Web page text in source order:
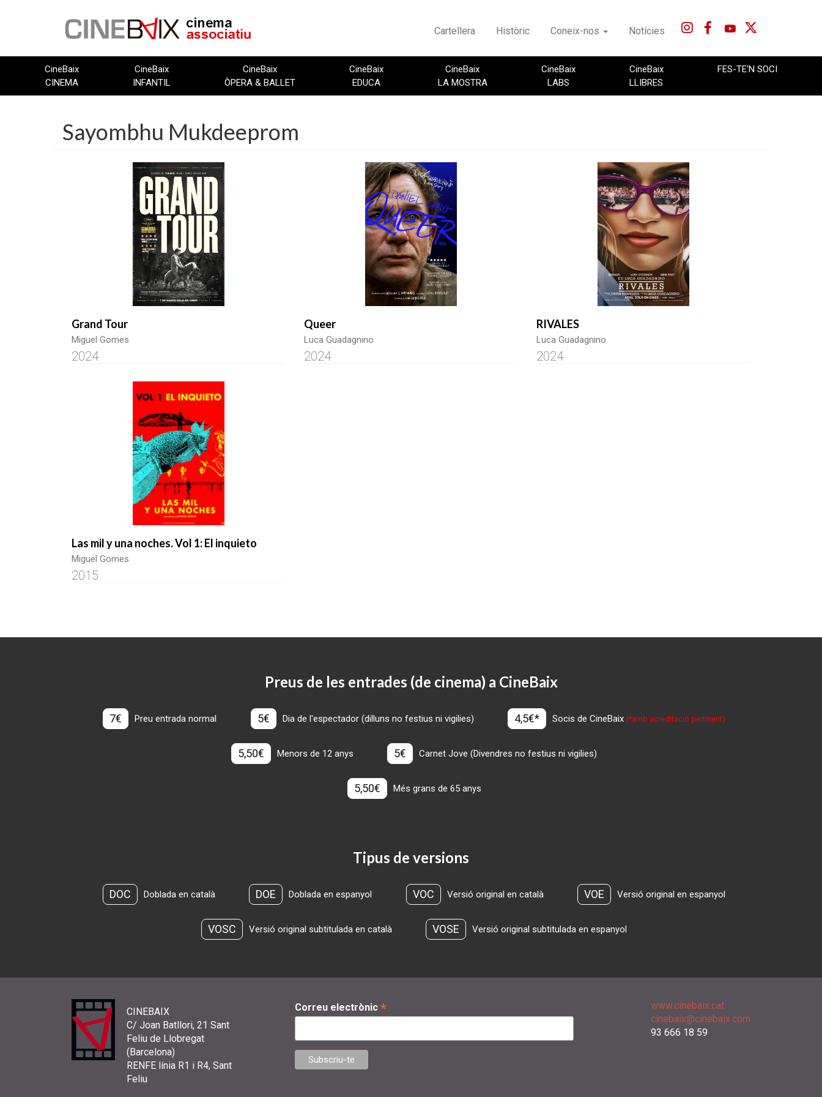
Cartellera Històric Coneix-nos Notícies
CineBaix
CINEMA
CineBaix
INFANTIL
CineBaix
ÒPERA & BALLET
CineBaix
EDUCA
CineBaix
LA MOSTRA
CineBaix
LABS
CineBaix
LLIBRES
FES-TE'N SOCI
Sayombhu Mukdeeprom
Grand Tour
Miguel Gomes
2024
Queer
Luca Guadagnino
2024
RIVALES
Luca Guadagnino
2024
Las mil y una noches. Vol 1: El inquieto
Miguel Gomes
2015
Preus de les entrades (de cinema) a CineBaix
7€ Preu entrada normal 5€ Dia de l'espectador (dilluns no festius ni vigilies) 4,5€* Socis de CineBaix(*amb acreditació pertinent)
5,50€ Menors de 12 anys 5€ Carnet Jove (Divendres no festius ni vigilies)
5,50€ Més grans de 65 anys
Tipus de versions
DOC Doblada en català DOE Doblada en espanyol VOC Versió original en català VOE Versió original en espanyol
VOSC Versió original subtitulada en català VOSE Versió original subtitulada en espanyol
CINEBAIX
C/ Joan Batllori, 21 Sant
Feliu de Llobregat
(Barcelona)
RENFE línia R1 i R4, Sant
Feliu
Correu electrònic *
www.cinebaix.cat
cinebaix@cinebaix.com
93 666 18 59